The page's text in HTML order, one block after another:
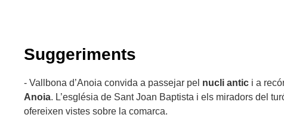
Suggeriments
- Vallbona d’Anoia convida a passejar pel nucli antic i a
Anoia. L’església de Sant Joan Baptista i els miradors del
ofereixen vistes sobre la comarca.